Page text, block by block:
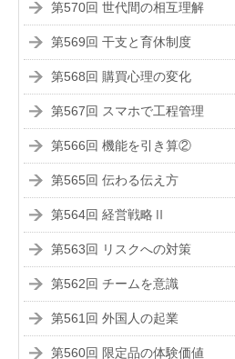
第570回 世代間の相互理解
第569回 干支と育休制度
第568回 購買心理の変化
第567回 スマホで工程管理
第566回 機能を引き算②
第565回 伝わる伝え方
第564回 経営戦略Ⅱ
第563回 リスクへの対策
第562回 チームを意識
第561回 外国人の起業
第560回 限定品の体験価値